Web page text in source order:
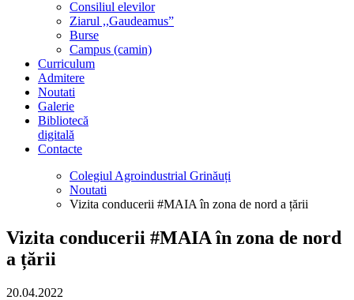
Consiliul elevilor
Ziarul ,,Gaudeamus”
Burse
Campus (camin)
Curriculum
Admitere
Noutati
Galerie
Bibliotecă
digitală
Contacte
Colegiul Agroindustrial Grinăuți
Noutati
Vizita conducerii #MAIA în zona de nord a țării
Vizita conducerii #MAIA în zona de nord
a țării
20.04.2022